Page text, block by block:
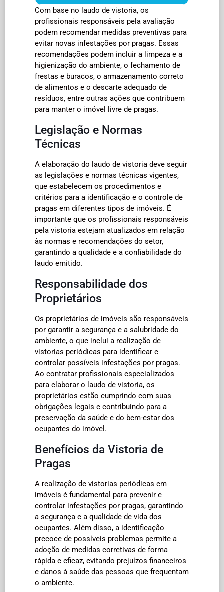
Com base no laudo de vistoria, os
profissionais responsáveis pela avaliação
podem recomendar medidas preventivas para
evitar novas infestações por pragas. Essas
recomendações podem incluir a limpeza e a
higienização do ambiente, o fechamento de
frestas e buracos, o armazenamento correto
de alimentos e o descarte adequado de
resíduos, entre outras ações que contribuem
para manter o imóvel livre de pragas.
Legislação e Normas
Técnicas
A elaboração do laudo de vistoria deve seguir
as legislações e normas técnicas vigentes,
que estabelecem os procedimentos e
critérios para a identificação e o controle de
pragas em diferentes tipos de imóveis. É
importante que os profissionais responsáveis
pela vistoria estejam atualizados em relação
às normas e recomendações do setor,
garantindo a qualidade e a confiabilidade do
laudo emitido.
Responsabilidade dos
Proprietários
Os proprietários de imóveis são responsáveis
por garantir a segurança e a salubridade do
ambiente, o que inclui a realização de
vistorias periódicas para identificar e
controlar possíveis infestações por pragas.
Ao contratar profissionais especializados
para elaborar o laudo de vistoria, os
proprietários estão cumprindo com suas
obrigações legais e contribuindo para a
preservação da saúde e do bem-estar dos
ocupantes do imóvel.
Benefícios da Vistoria de
Pragas
A realização de vistorias periódicas em
imóveis é fundamental para prevenir e
controlar infestações por pragas, garantindo
a segurança e a qualidade de vida dos
ocupantes. Além disso, a identificação
precoce de possíveis problemas permite a
adoção de medidas corretivas de forma
rápida e eficaz, evitando prejuízos financeiros
e danos à saúde das pessoas que frequentam
o ambiente.